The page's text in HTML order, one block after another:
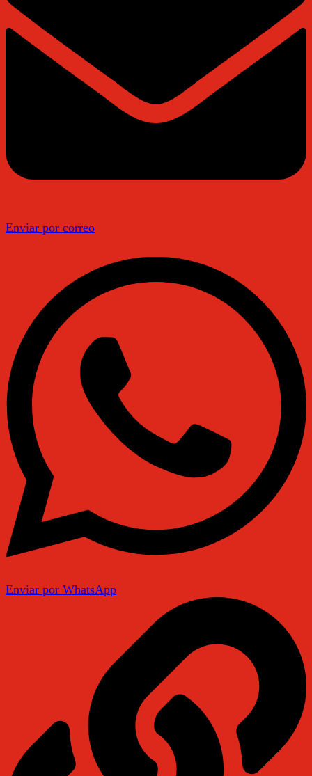
Enviar por correo
Enviar por WhatsApp